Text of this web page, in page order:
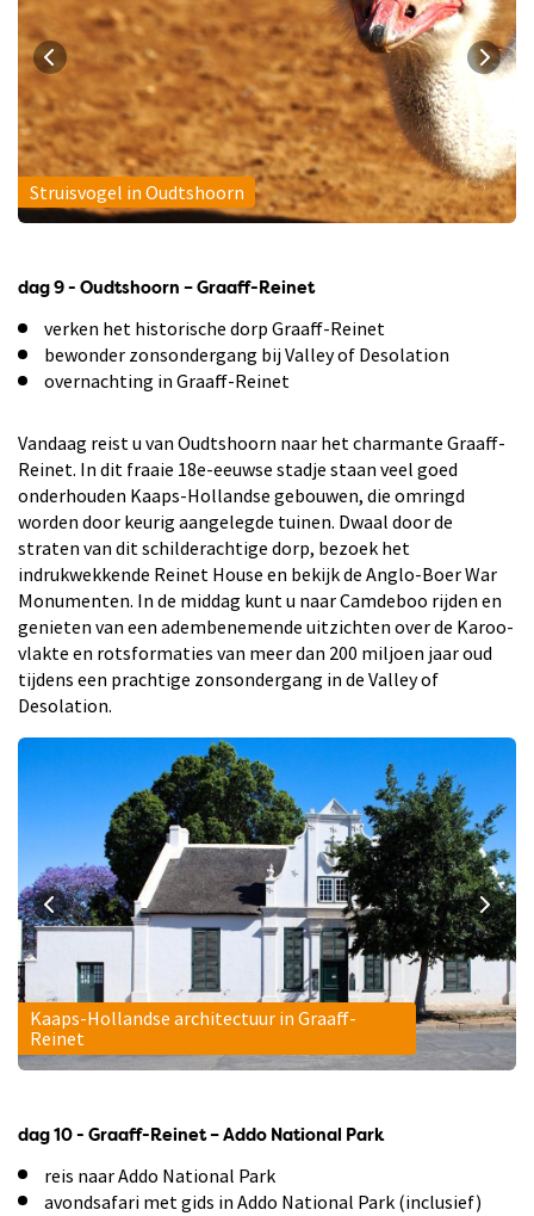
Struisvogel in Oudtshoorn
dag 9 - Oudtshoorn – Graaff-Reinet
verken het historische dorp Graaff-Reinet
bewonder zonsondergang bij Valley of Desolation
overnachting in Graaff-Reinet
Vandaag reist u van Oudtshoorn naar het charmante Graaff-
Reinet. In dit fraaie 18e-eeuwse stadje staan veel goed
onderhouden Kaaps-Hollandse gebouwen, die omringd
worden door keurig aangelegde tuinen. Dwaal door de
straten van dit schilderachtige dorp, bezoek het
indrukwekkende Reinet House en bekijk de Anglo-Boer War
Monumenten. In de middag kunt u naar Camdeboo rijden en
genieten van een adembenemende uitzichten over de Karoo-
vlakte en rotsformaties van meer dan 200 miljoen jaar oud
tijdens een prachtige zonsondergang in de Valley of
Desolation.
Kaaps-Hollandse architectuur in Graaff-
Reinet
dag 10 - Graaff-Reinet – Addo National Park
reis naar Addo National Park
avondsafari met gids in Addo National Park (inclusief)